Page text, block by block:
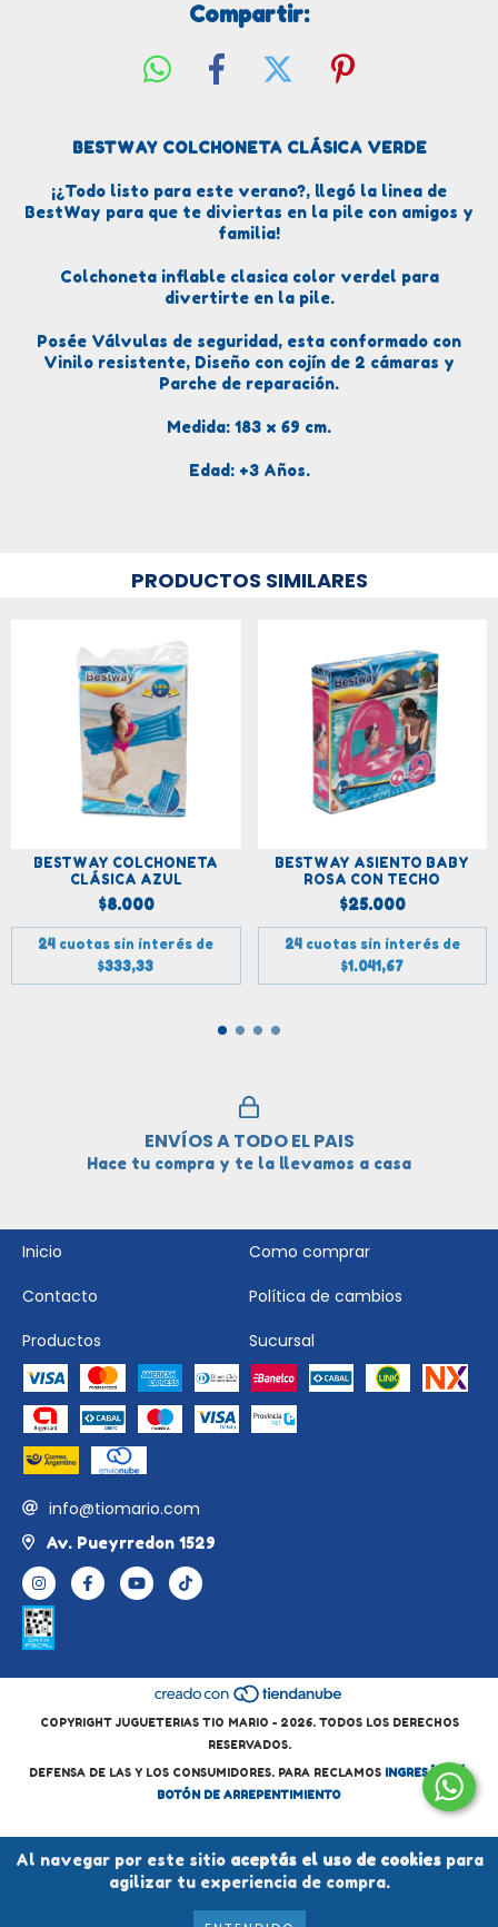
Al navegar por este sitio aceptás el uso de cookiespara
agilizar tu experiencia de compra.
Compartir:
BESTWAY COLCHONETA CLÁSICA VERDE
¡¿Todo listo para este verano?, llegó la linea de
BestWay para que te diviertas en la pile con amigos y
familia!
Colchoneta inflable clasica color verdel para
divertirte en la pile.
Posée Válvulas de seguridad, esta conformado con
Vinilo resistente, Diseño con cojín de 2 cámaras y
Parche de reparación.
Medida: 183 x 69 cm.
Edad: +3 Años.
PRODUCTOS SIMILARES
BESTWAY COLCHONETA
CLÁSICA AZUL
$8.000
24 cuotas sin interés de
$333,33
BESTWAY ASIENTO BABY
ROSA CON TECHO
$25.000
24 cuotas sin interés de
$1.041,67
ENVÍOS A TODO EL PAIS
Hace tu compra y te la llevamos a casa
Inicio
Como comprar
Contacto
Política de cambios
Productos
Sucursal
info@tiomario.com
Av. Pueyrredon 1529
COPYRIGHT JUGUETERIAS TIO MARIO - 2026. TODOS LOS DERECHOS
RESERVADOS.
DEFENSA DE LAS Y LOS CONSUMIDORES. PARA RECLAMOS
INGRESÁ ACÁ.
BOTÓN DE ARREPENTIMIENTO